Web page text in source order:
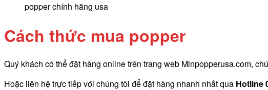
popper chính hãng usa
Cách thức mua popper
Quý khách có thể đặt hàng online trên trang web Minpopperusa.com,
Hoặc liên hệ trực tiếp với chúng tôi để đặt hàng nhanh nhất qua Hotline